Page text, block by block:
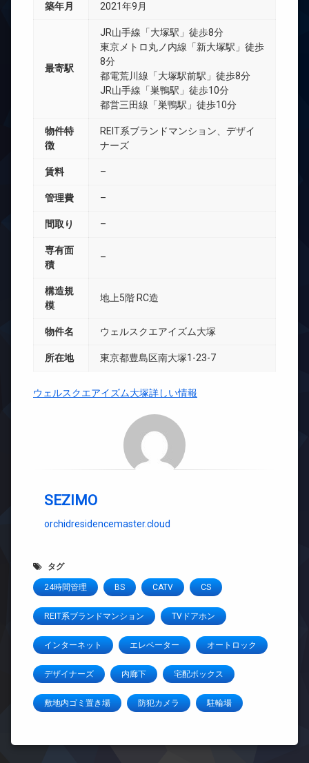
築年月 2021年9月
最寄駅
JR山手線「大塚駅」徒歩8分
東京メトロ丸ノ内線「新大塚駅」徒歩
8分
都電荒川線「大塚駅前駅」徒歩8分
JR山手線「巣鴨駅」徒歩10分
都営三田線「巣鴨駅」徒歩10分
物件特
徴
REIT系ブランドマンション、デザイ
ナーズ
賃料 –
管理費 –
間取り –
専有面
積
–
構造規
模
地上5階 RC造
物件名 ウェルスクエアイズム大塚
所在地 東京都豊島区南大塚1-23-7
ウェルスクエアイズム大塚詳しい情報
SEZIMO
orchidresidencemaster.cloud
タグ
24時間管理 BS CATV CS
REIT系ブランドマンション TVドアホン
インターネット エレベーター オートロック
デザイナーズ 内廊下 宅配ボックス
敷地内ゴミ置き場 防犯カメラ 駐輪場